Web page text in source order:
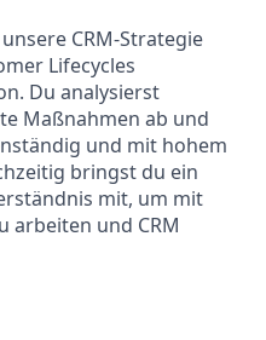
CRM-Strategie
Lifecycles
Du analysierst
Maßnahmen ab und
und mit hohem
bringst du ein
mit, um mit
arbeiten und CRM